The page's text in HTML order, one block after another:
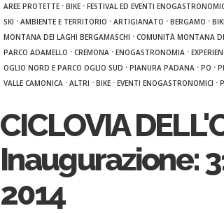
AREE PROTETTE · BIKE · FESTIVAL ED EVENTI
SKI · AMBIENTE E TERRITORIO · ARTIGIANATO · BERGAMO ·
MONTANA DEI LAGHI BERGAMASCHI · COMUNITÀ MONTANA
PARCO ADAMELLO · CREMONA · ENOGASTRONOMIA ·
OGLIO NORD E PARCO OGLIO SUD · PIANURA PADANA · PO ·
VALLE CAMONICA · ALTRI · BIKE · EVENTI ENOGASTRONOMICI ·
CICLOVIA
Inaugurazione:
2014